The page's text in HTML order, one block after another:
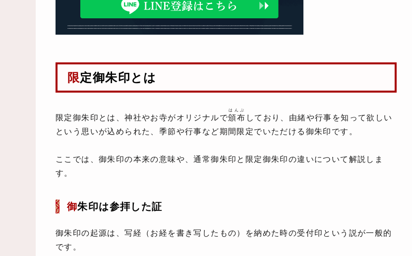
限定御朱印とは
限定御朱印とは、神社やお寺がオリジナルで頒布
はんぷ
しており、由緒や行事を知って欲しい
という思いが込められた、季節や行事など期間限定でいただける御朱印です。
ここでは、御朱印の本来の意味や、通常御朱印と限定御朱印の違いについて解説しま
す。
御朱印は参拝した証
御朱印の起源は、写経（お経を書き写したもの）を納めた時の受付印という説が一般的
です。